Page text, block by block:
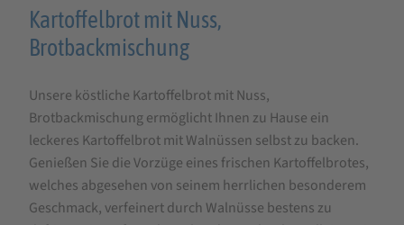
Produktbeschreibung
für
mit
Nuss
Brotbackmischung,
feinste
Bäckerqualität
Kartoffelbrot mit Nuss,
Brotbackmischung
Unsere köstliche Kartoffelbrot mit Nuss,
Brotbackmischung ermöglicht Ihnen zu Hause ein
leckeres Kartoffelbrot mit Walnüssen selbst zu backen.
Genießen Sie die Vorzüge eines frischen Kartoffelbrotes,
welches abgesehen von seinem herrlichen besonderem
Geschmack, verfeinert durch Walnüsse bestens zu